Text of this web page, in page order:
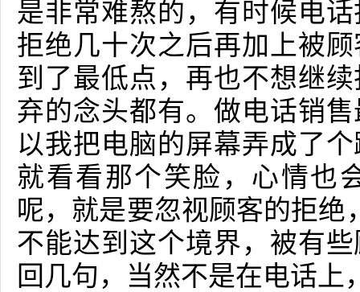
是非常难熬的，有时候电
拒绝几十次之后再加上被
到了最低点，再也不想继
弃的念头都有。做电话销
以我把电脑的屏幕弄成了
就看看那个笑脸，心情也
呢，就是要忽视顾客的拒
不能达到这个境界，被有
回几句，当然不是在电话